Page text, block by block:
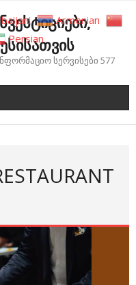
სერვისები 577
Armenian
Persian